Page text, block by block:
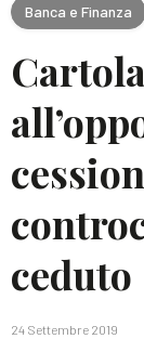
Banca e Finanza
ceduto
24 Settembre 2019